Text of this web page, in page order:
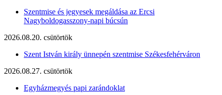
Szentmise és jegyesek megáldása az Ercsi
Nagyboldogasszony-napi búcsún
2026.08.20. csütörtök
Szent István király ünnepén szentmise Székesfehérváron
2026.08.27. csütörtök
Egyházmegyés papi zarándoklat